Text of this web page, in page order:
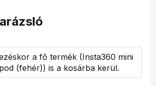
a fő termék (Insta360 mini
(fehér)) is a kosárba kerül.